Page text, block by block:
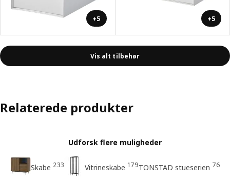
+5 +5
Vis alt tilbehør
Relaterede produkter
Udforsk flere muligheder
Skabe 233 Vitrineskabe 179TONSTAD stueserien 76